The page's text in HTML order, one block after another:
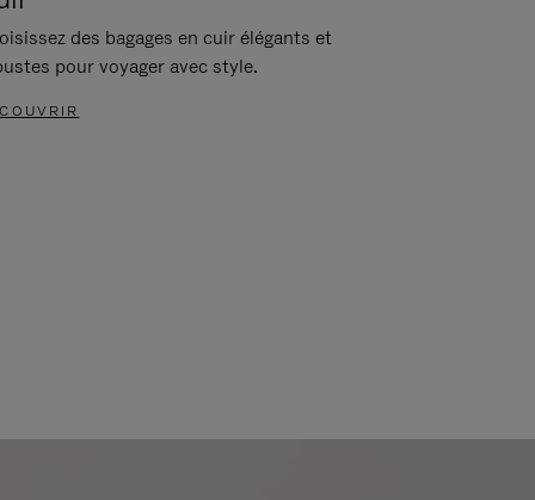
des bagages en cuir élégants et
pour voyager avec style.